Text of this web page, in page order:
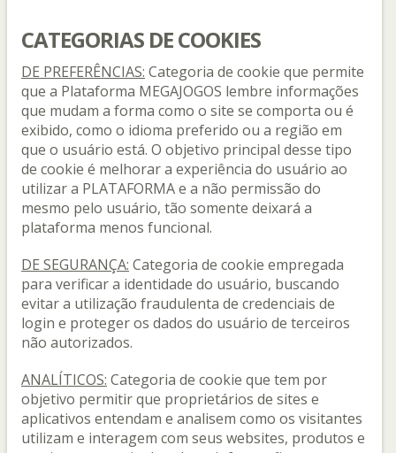
CATEGORIAS DE COOKIES
DE PREFERÊNCIAS: Categoria de cookie que permite
que a Plataforma MEGAJOGOS lembre informações
que mudam a forma como o site se comporta ou é
exibido, como o idioma preferido ou a região em
que o usuário está. O objetivo principal desse tipo
de cookie é melhorar a experiência do usuário ao
utilizar a PLATAFORMA e a não permissão do
mesmo pelo usuário, tão somente deixará a
plataforma menos funcional.
DE SEGURANÇA: Categoria de cookie empregada
para verificar a identidade do usuário, buscando
evitar a utilização fraudulenta de credenciais de
login e proteger os dados do usuário de terceiros
não autorizados.
ANALÍTICOS: Categoria de cookie que tem por
objetivo permitir que proprietários de sites e
aplicativos entendam e analisem como os visitantes
utilizam e interagem com seus websites, produtos e